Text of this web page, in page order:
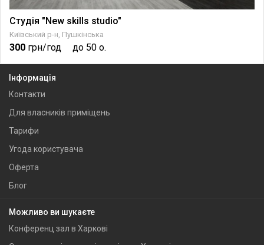
Студія "New skills studio"
Київський р-н, Пушкінська
300 грн/год до 50 о.
Інформація
Контакти
Для власників приміщень
Тарифи
Угода користувача
Оферта
Блог
Можливо ви шукаєте
Конференц зал в Харкові